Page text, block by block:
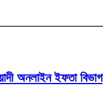
অনলাইন ইফতা বিভাগ